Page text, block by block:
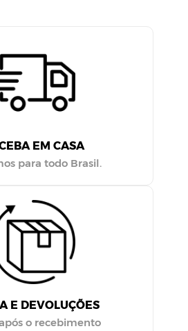
EM CASA
para todo Brasil.
E DEVOLUÇÕES
o recebimento